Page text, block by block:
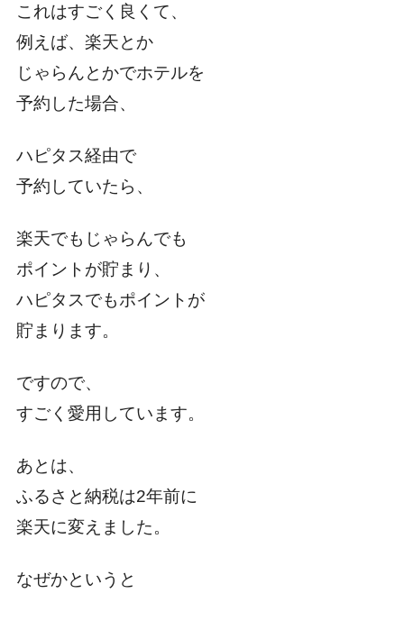
これはすごく良くて、
例えば、楽天とか
じゃらんとかでホテルを
予約した場合、
ハピタス経由で
予約していたら、
楽天でもじゃらんでも
ポイントが貯まり、
ハピタスでもポイントが
貯まります。
ですので、
すごく愛用しています。
あとは、
ふるさと納税は2年前に
楽天に変えました。
なぜかというと